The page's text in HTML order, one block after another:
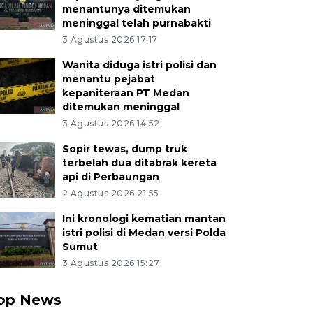
menantunya ditemukan
meninggal telah purnabakti
3 Agustus 2026 17:17
Wanita diduga istri polisi dan
menantu pejabat
kepaniteraan PT Medan
ditemukan meninggal
3 Agustus 2026 14:52
Sopir tewas, dump truk
terbelah dua ditabrak kereta
api di Perbaungan
2 Agustus 2026 21:55
Ini kronologi kematian mantan
istri polisi di Medan versi Polda
Sumut
3 Agustus 2026 15:27
News